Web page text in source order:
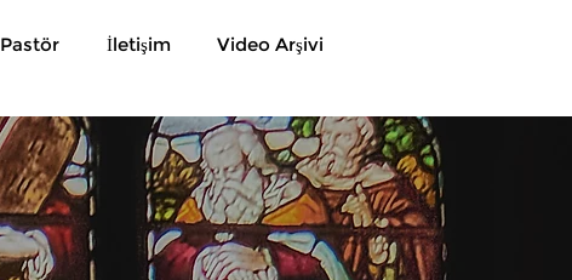
Pastör İletişim Video Arşivi